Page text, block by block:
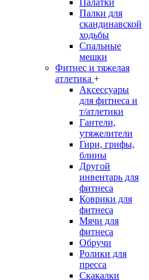
Палатки
Палки для
скандинавской
ходьбы
Спальные
мешки
Фитнес и тяжелая
атлетика +
Аксессуары
для фитнеса и
т/атлетики
Гантели,
утяжелители
Гири, грифы,
блины
Другой
инвентарь для
фитнеса
Коврики для
фитнеса
Мячи для
фитнеса
Обручи
Ролики для
пресса
Скакалки